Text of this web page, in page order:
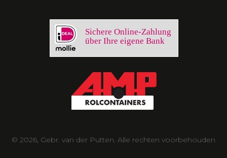
Sichere Online-Zahlung
über Ihre eigene Bank
© 2026, Gebr. van der Putten. Alle rechten voorbehouden